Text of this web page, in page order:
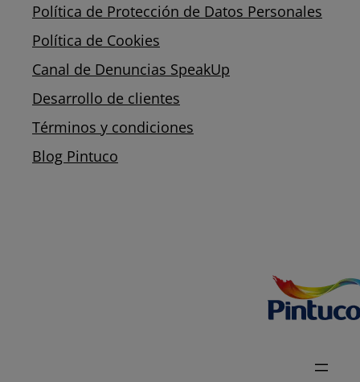
Política de Protección de Datos Personales
Política de Cookies
Canal de Denuncias SpeakUp
Desarrollo de clientes
Términos y condiciones
Blog Pintuco